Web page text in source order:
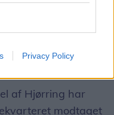
Privacy Policy
og skolebørn
og Jeanette
nogle af sine
af Hjørring har
modtaget